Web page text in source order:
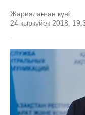
Жарияланған күні:
24 қыркүйек 2018,